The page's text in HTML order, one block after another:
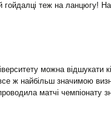
гойдалці теж на ланцюгу!
можна відшукати
ж найбільш значимою
матчі чемпіонату